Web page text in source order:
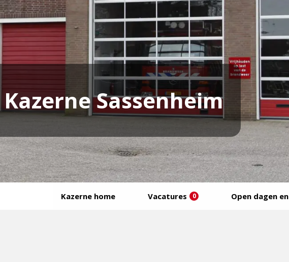
Kazerne Sassenheim
Kazerne home Vacatures 0 Open dagen